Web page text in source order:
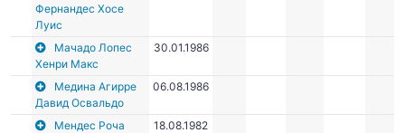
Фернандес Хосе
Луис
Мачадо Лопес
Хенри Макс
30.01.1986
Медина Агирре
Давид Освальдо
06.08.1986
Мендес Роча
18.08.1982